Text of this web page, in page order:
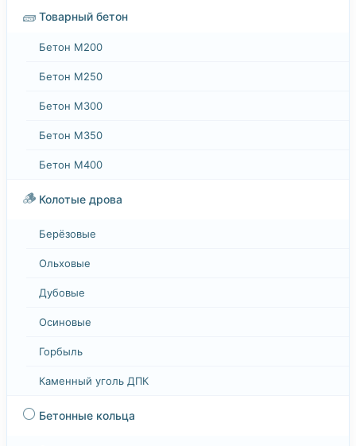
🧱 Товарный бетон
Бетон М200
Бетон М250
Бетон М300
Бетон М350
Бетон М400
🪵 Колотые дрова
Берёзовые
Ольховые
Дубовые
Осиновые
Горбыль
Каменный уголь ДПК
⚪ Бетонные кольца